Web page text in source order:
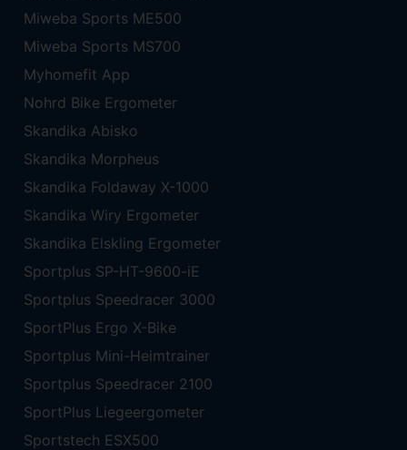
Miweba Sports ME500
Miweba Sports MS700
Myhomefit App
Nohrd Bike Ergometer
Skandika Abisko
Skandika Morpheus
Skandika Foldaway X-1000
Skandika Wiry Ergometer
Skandika Elskling Ergometer
Sportplus SP-HT-9600-iE
Sportplus Speedracer 3000
SportPlus Ergo X-Bike
Sportplus Mini-Heimtrainer
Sportplus Speedracer 2100
SportPlus Liegeergometer
Sportstech ESX500